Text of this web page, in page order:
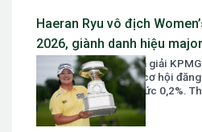
Haeran Ryu vô địch
2026, giành danh hiệu
nghiệp
Sau vòng mở màn của giải
Championship 2026, cơ hội
chỉ được dự đoán ở mức 0,2%.